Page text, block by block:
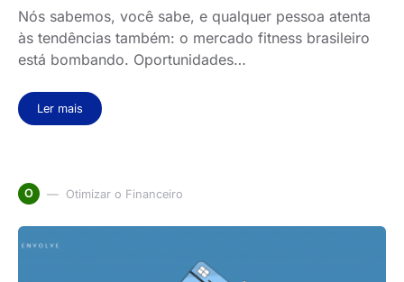
Nós sabemos, você sabe, e qualquer pessoa atenta
às tendências também: o mercado fitness brasileiro
está bombando. Oportunidades…
Ler mais
O Otimizar o Financeiro